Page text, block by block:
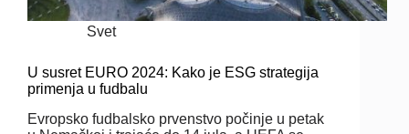
Svet
U susret EURO 2024: Kako je ESG strategija
primenja u fudbalu
Evropsko fudbalsko prvenstvo počinje u petak